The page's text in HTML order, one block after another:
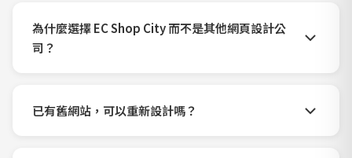
為什麼選擇 EC Shop City 而不是其他網頁設計公
司？
已有舊網站，可以重新設計嗎？